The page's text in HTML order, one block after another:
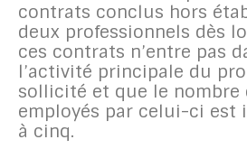
contrats conclus hors
deux professionnels dès
ces contrats n’entre pas
l’activité principale du
sollicité et que le nombre
employés par celui-ci est
à cinq.